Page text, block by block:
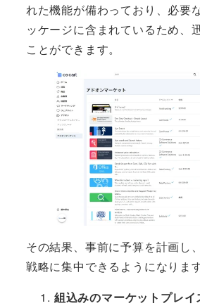
れた機能が備わっており、必要
ッケージに含まれているため、
ことができます。
その結果、事前に予算を計画し
戦略に集中できるようになります
組込みのマーケットプレイ